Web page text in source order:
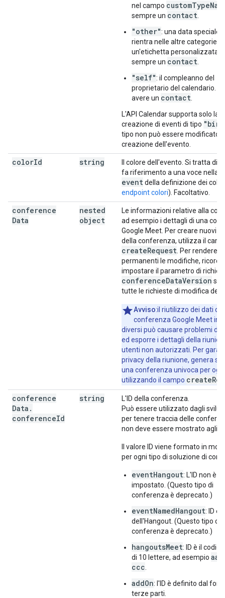
nel campo
sempre un contact
"other": una data speciale
rientra nelle altre categorie e
un'etichetta personalizzata.
sempre un contact
"self": il compleanno del
proprietario del calendario.
avere un contact
L'API Calendar supporta solo la
creazione di eventi di tipo
tipo non può essere modificato
creazione dell'evento.
colorId string
Il colore dell'evento. Si tratta di
fa riferimento a una voce nella
eventdella definizione dei
endpoint colori). Facoltativo.
conference
Data
nested
object
Le informazioni relative alla
ad esempio i dettagli di una
Google Meet. Per creare nuovi
della conferenza, utilizza il
createRequest . Per rendere
permanenti le modifiche, ricorda
impostare il parametro di
conferenceDataVersion su
tutte le richieste di modifica
Avviso:il riutilizzo dei dati
conferenza Google Meet in
diversi può causare problemi di
ed esporre i dettagli della
utenti non autorizzati. Per
privacy della riunione, genera
una conferenza univoca per
utilizzando il campo
conference
Data .
conferenceId
string
L'ID della conferenza.
Può essere utilizzato dagli
per tenere traccia delle
non deve essere mostrato agli
Il valore ID viene formato in
per ogni tipo di soluzione di
eventHangout: L'ID non è
impostato. (Questo tipo di
conferenza è deprecato.)
eventNamedHangout: ID è
dell'Hangout. (Questo tipo di
conferenza è deprecato.)
hangoutsMeet: ID è il
di 10 lettere, ad esempio
ccc
addOn: l'ID è definito dal
terze parti.